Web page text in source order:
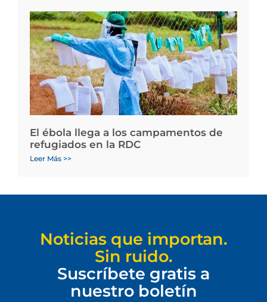
El ébola llega a los campamentos de
refugiados en la RDC
Leer Más >>
Noticias que importan.
Sin ruido.
Suscríbete gratis a
nuestro boletín